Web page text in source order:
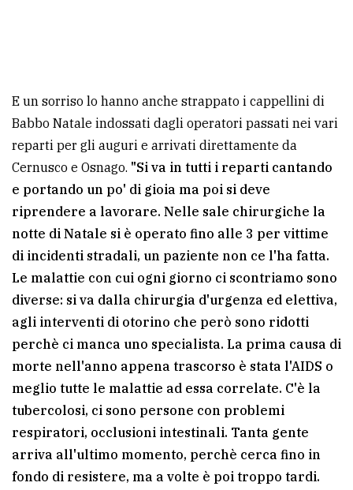
E un sorriso lo hanno anche strappato i cappellini di
Babbo Natale indossati dagli operatori passati nei vari
reparti per gli auguri e arrivati direttamente da
Cernusco e Osnago. "Si va in tutti i reparti cantando
e portando un po' di gioia ma poi si deve
riprendere a lavorare. Nelle sale chirurgiche la
notte di Natale si è operato fino alle 3 per vittime
di incidenti stradali, un paziente non ce l'ha fatta.
Le malattie con cui ogni giorno ci scontriamo sono
diverse: si va dalla chirurgia d'urgenza ed elettiva,
agli interventi di otorino che però sono ridotti
perchè ci manca uno specialista. La prima causa di
morte nell'anno appena trascorso è stata l'AIDS o
meglio tutte le malattie ad essa correlate. C'è la
tubercolosi, ci sono persone con problemi
respiratori, occlusioni intestinali. Tanta gente
arriva all'ultimo momento, perchè cerca fino in
fondo di resistere, ma a volte è poi troppo tardi.